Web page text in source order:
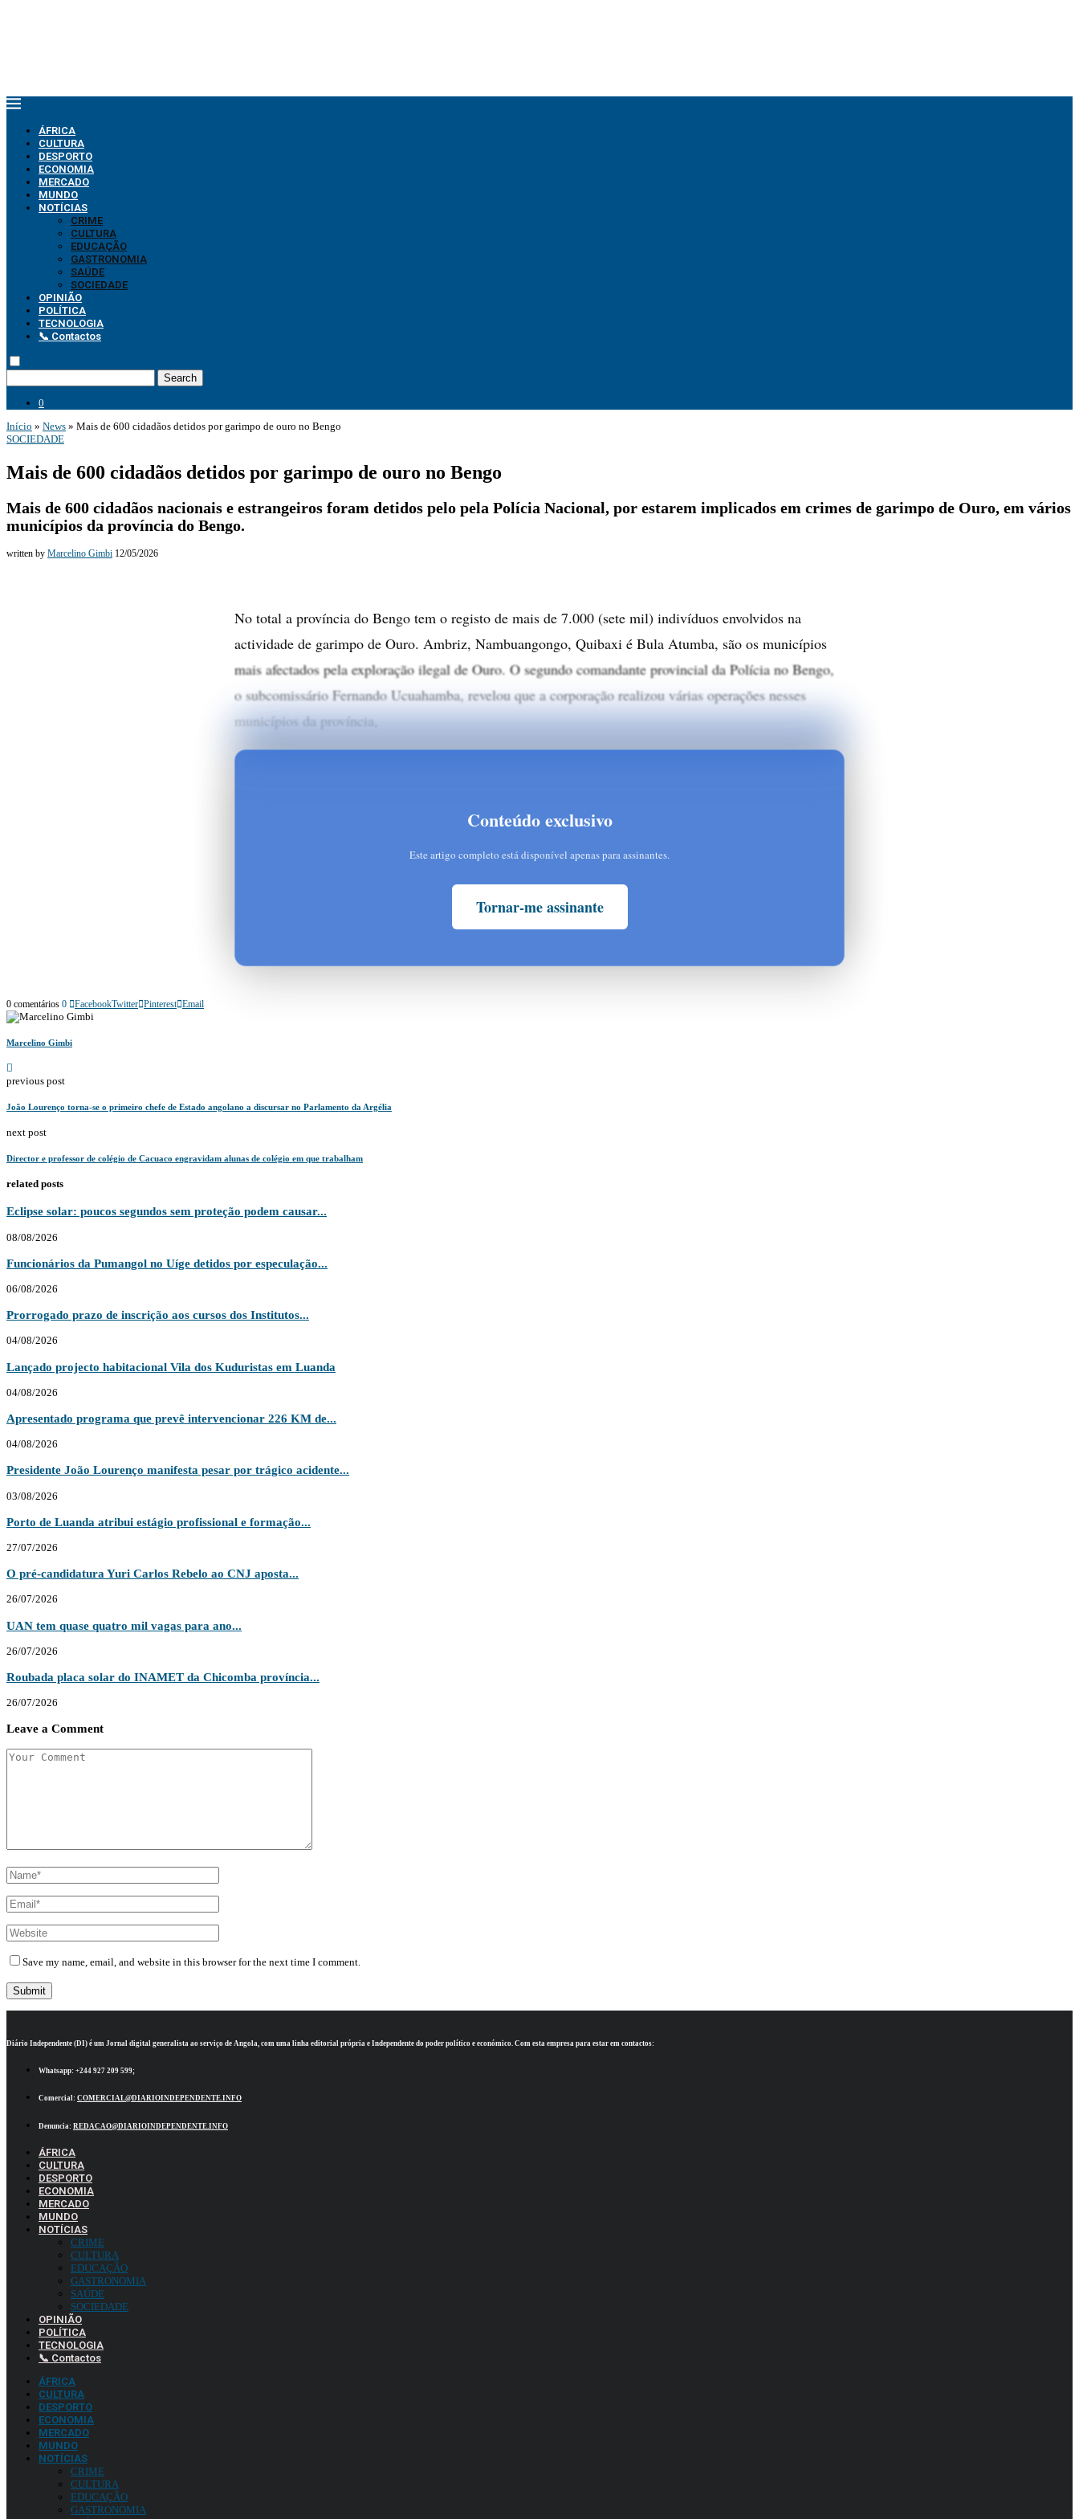
ÁFRICA
CULTURA
DESPORTO
ECONOMIA
MERCADO
MUNDO
NOTÍCIAS
CRIME
CULTURA
EDUCAÇÃO
GASTRONOMIA
SAÚDE
SOCIEDADE
OPINIÃO
POLÍTICA
TECNOLOGIA
📞 Contactos
Search
0
Início » News » Mais de 600 cidadãos detidos por garimpo de ouro no Bengo
SOCIEDADE
Mais de 600 cidadãos detidos por garimpo de ouro no Bengo
Mais de 600 cidadãos nacionais e estrangeiros foram detidos pelo pela Polícia Nacional, por estarem implicados em crimes de garimpo de Ouro, em vários
municípios da província do Bengo.
written by Marcelino Gimbi 12/05/2026
No total a província do Bengo tem o registo de mais de 7.000 (sete mil) indivíduos envolvidos na
actividade de garimpo de Ouro. Ambriz, Nambuangongo, Quibaxi é Bula Atumba, são os municípios
mais afectados pela exploração ilegal de Ouro. O segundo comandante provincial da Polícia no Bengo,
o subcomissário Fernando Ucuahamba, revelou que a corporação realizou várias operações nesses
municípios da província,
Conteúdo exclusivo
Este artigo completo está disponível apenas para assinantes.
Tornar-me assinante
0 comentários 0 FacebookTwitter Pinterest Email
Marcelino Gimbi
previous post
João Lourenço torna-se o primeiro chefe de Estado angolano a discursar no Parlamento da Argélia
next post
Director e professor de colégio de Cacuaco engravidam alunas de colégio em que trabalham
related posts
Eclipse solar: poucos segundos sem proteção podem causar...
08/08/2026
Funcionários da Pumangol no Uíge detidos por especulação...
06/08/2026
Prorrogado prazo de inscrição aos cursos dos Institutos...
04/08/2026
Lançado projecto habitacional Vila dos Kuduristas em Luanda
04/08/2026
Apresentado programa que prevê intervencionar 226 KM de...
04/08/2026
Presidente João Lourenço manifesta pesar por trágico acidente...
03/08/2026
Porto de Luanda atribui estágio profissional e formação...
27/07/2026
O pré-candidatura Yuri Carlos Rebelo ao CNJ aposta...
26/07/2026
UAN tem quase quatro mil vagas para ano...
26/07/2026
Roubada placa solar do INAMET da Chicomba província...
26/07/2026
Leave a Comment
Save my name, email, and website in this browser for the next time I comment.
Diário Independente (DI) é um Jornal digital generalista ao serviço de Angola, com uma linha editorial própria e Independente do poder político e económico. Com esta empresa para estar em contactos:
Whatsapp: +244 927 209 599;
Comercial: COMERCIAL@DIARIOINDEPENDENTE.INFO
Denuncia: REDACAO@DIARIOINDEPENDENTE.INFO
ÁFRICA
CULTURA
DESPORTO
ECONOMIA
MERCADO
MUNDO
NOTÍCIAS
CRIME
CULTURA
EDUCAÇÃO
GASTRONOMIA
SAÚDE
SOCIEDADE
OPINIÃO
POLÍTICA
TECNOLOGIA
📞 Contactos
ÁFRICA
CULTURA
DESPORTO
ECONOMIA
MERCADO
MUNDO
NOTÍCIAS
CRIME
CULTURA
EDUCAÇÃO
GASTRONOMIA